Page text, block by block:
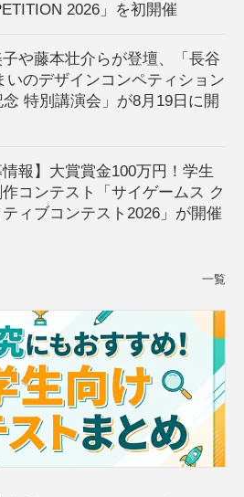
2026」を初開催
や藤本壮介らが登壇、「長谷
いのデザインコンペティション
念 特別講演会」が8月19日に開
情報】大賞賞金100万円！学生
コンテスト「サイゲームス ク
ティブコンテスト2026」が開催
一覧